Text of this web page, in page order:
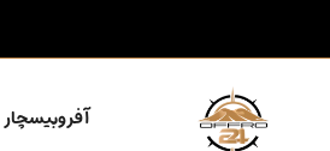
آفروبیسچار